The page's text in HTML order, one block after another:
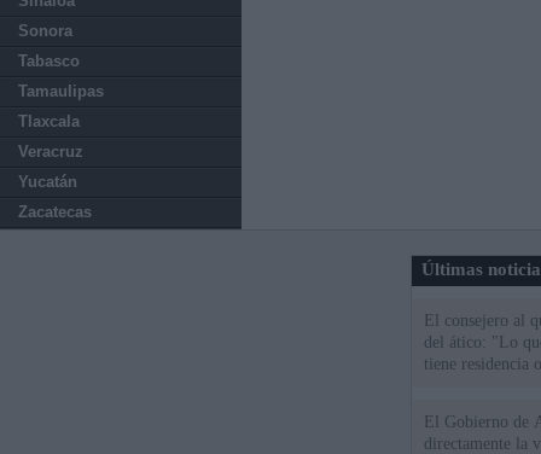
Sonora
Tabasco
Tamaulipas
Tlaxcala
Veracruz
Yucatán
Zacatecas
Últimas
El consejero al
del ático: "Lo
tiene residencia
El Gobierno de
directamente la